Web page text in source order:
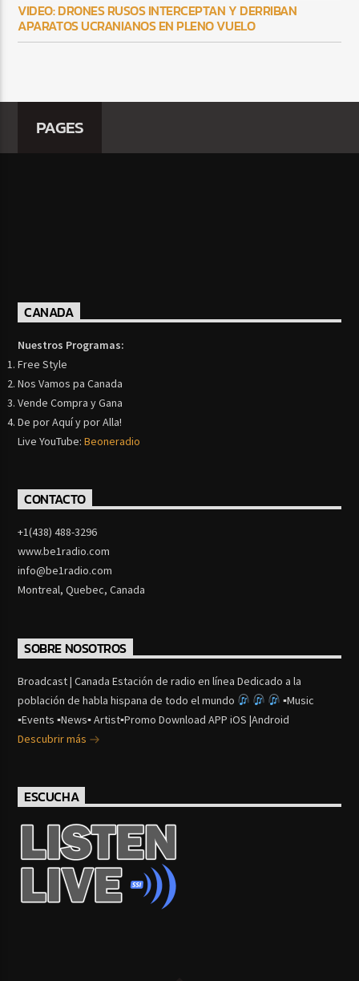
VIDEO: DRONES RUSOS INTERCEPTAN Y DERRIBAN
APARATOS UCRANIANOS EN PLENO VUELO
PAGES
CANADA
Nuestros Programas:
Free Style
Nos Vamos pa Canada
Vende Compra y Gana
De por Aquí y por Alla!
Live YouTube:Beoneradio
CONTACTO
+1(438) 488-3296
www.be1radio.com
info@be1radio.com
Montreal, Quebec, Canada
SOBRE NOSOTROS
Broadcast | Canada Estación de radio en línea Dedicado a la
población de habla hispana de todo el mundo
▪Music
▪Events ▪News▪ Artist▪Promo Download APP iOS |Android
Descubrir más
ESCUCHA